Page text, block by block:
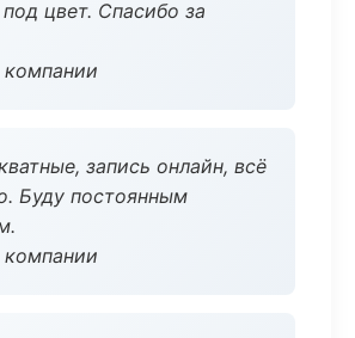
цвет. Спасибо за
запись онлайн, всё
Буду постоянным